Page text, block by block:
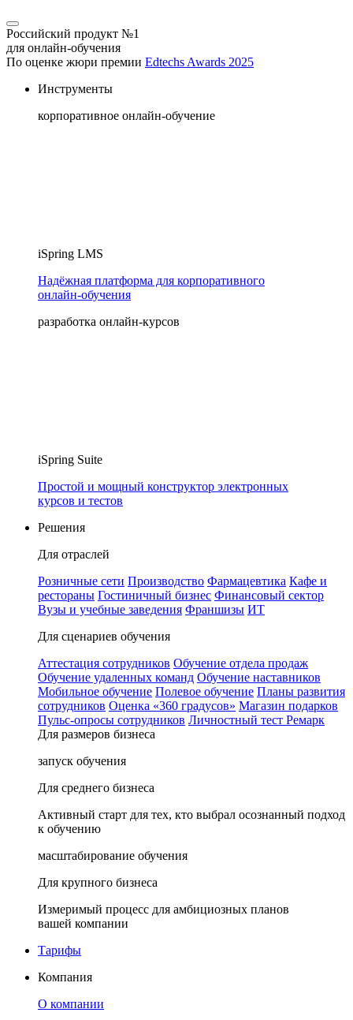
Российский продукт №1
для онлайн-обучения
По оценке жюри премии Edtechs Awards 2025
Инструменты
корпоративное онлайн-обучение
iSpring LMS
Надёжная платформа для корпоративного
онлайн‑обучения
разработка онлайн-курсов
iSpring Suite
Простой и мощный конструктор электронных
курсов и тестов
Решения
Для отраслей
Розничные сети Производство Фармацевтика Кафе и
рестораны Гостиничный бизнес Финансовый сектор
Вузы и учебные заведения Франшизы ИТ
Для сценариев обучения
Аттестация сотрудников Обучение отдела продаж
Обучение удаленных команд Обучение наставников
Мобильное обучение Полевое обучение Планы развития
сотрудников Оценка «360 градусов» Магазин подарков
Пульс-опросы сотрудников Личностный тест Ремарк
Для размеров бизнеса
запуск обучения
Для среднего бизнеса
Активный старт для тех, кто выбрал осознанный подход
к обучению
масштабирование обучения
Для крупного бизнеса
Измеримый процесс для амбициозных планов
вашей компании
Тарифы
Компания
О компании